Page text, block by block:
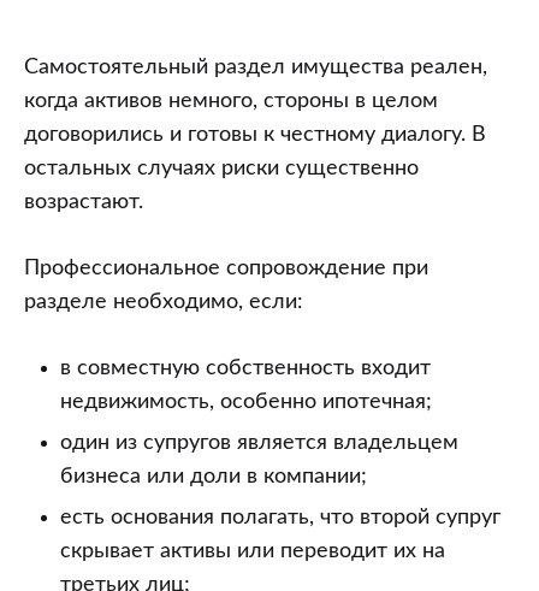
Самостоятельный раздел имущества реален,
когда активов немного, стороны в целом
договорились и готовы к честному диалогу. В
остальных случаях риски существенно
возрастают.
Профессиональное сопровождение при
разделе необходимо, если:
в совместную собственность входит
недвижимость, особенно ипотечная;
один из супругов является владельцем
бизнеса или доли в компании;
есть основания полагать, что второй супруг
скрывает активы или переводит их на
третьих лиц;